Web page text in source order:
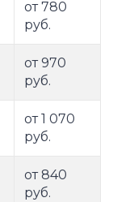
от 780
руб.
от 970
руб.
от 1 070
руб.
от 840
руб.